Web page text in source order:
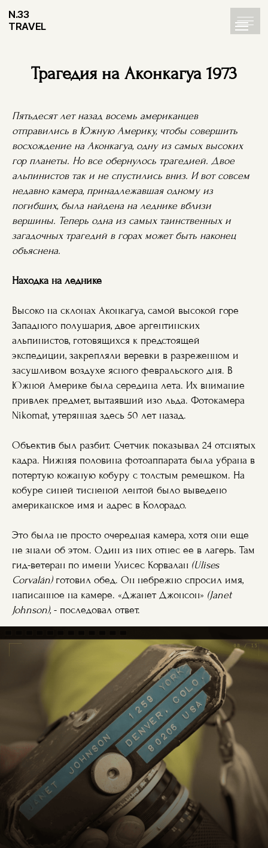
TRAVEL
N.33
Трагедия на Аконкагуа 1973
Пятьдесят лет назад восемь американцев
отправились в Южную Америку, чтобы совершить
восхождение на Аконкагуа, одну из самых высоких
гор планеты. Но все обернулось трагедией. Двое
альпинистов так и не спустились вниз. И вот совсем
недавно камера, принадлежавшая одному из
погибших, была найдена на леднике вблизи
вершины. Теперь одна из самых таинственных и
загадочных трагедий в горах может быть наконец
объяснена.
Находка на леднике
Высоко на склонах Аконкагуа, самой высокой горе
Западного полушария, двое аргентинских
альпинистов, готовящихся к предстоящей
экспедиции, закрепляли веревки в разреженном и
засушливом воздухе ясного февральского дня. В
Южной Америке была середина лета. Их внимание
привлек предмет, вытаявший изо льда. Фотокамера
Nikomat, утерянная здесь 50 лет назад.
Объектив был разбит. Счетчик показывал 24 отснятых
кадра. Нижняя половина фотоаппарата была убрана в
потертую кожаную кобуру с толстым ремешком. На
кобуре синей тисненой лентой было выведено
американское имя и адрес в Колорадо.
Это была не просто очередная камера, хотя они еще
не знали об этом. Один из них отнес ее в лагерь. Там
гид-ветеран по имени Улисес Корвалан (Ulises
Corvalán)готовил обед. Он небрежно спросил имя,
написанное на камере. «Джанет Джонсон» (Janet
Johnson), - последовал ответ.